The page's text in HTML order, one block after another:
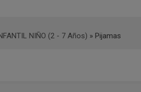
NIÑO (2 - 7 Años) » Pijamas